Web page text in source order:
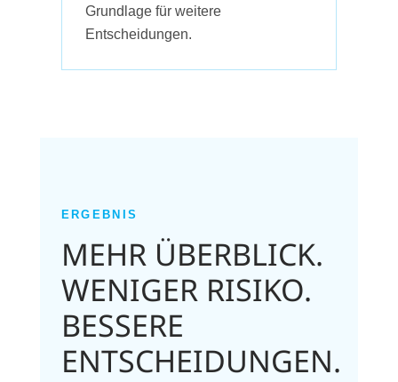
Grundlage für weitere
Entscheidungen.
ERGEBNIS
MEHR ÜBERBLICK.
WENIGER RISIKO.
BESSERE
ENTSCHEIDUNGEN.